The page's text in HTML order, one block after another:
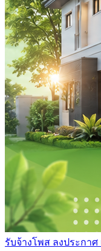
รับจ้างโพส ลงประกา